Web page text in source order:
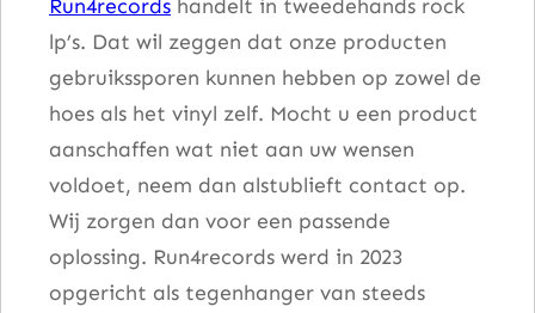
Run4records handelt in tweedehands rock
lp’s. Dat wil zeggen dat onze producten
gebruikssporen kunnen hebben op zowel de
hoes als het vinyl zelf. Mocht u een product
aanschaffen wat niet aan uw wensen
voldoet, neem dan alstublieft contact op.
Wij zorgen dan voor een passende
oplossing. Run4records werd in 2023
opgericht als tegenhanger van steeds